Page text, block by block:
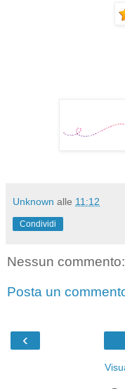
Unknown alle 11:12
Condividi
Nessun commento:
Posta un
‹